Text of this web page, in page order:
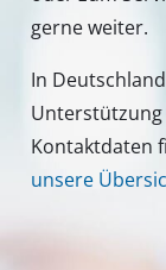
gerne weiter.
In
Kontaktdaten
unsere